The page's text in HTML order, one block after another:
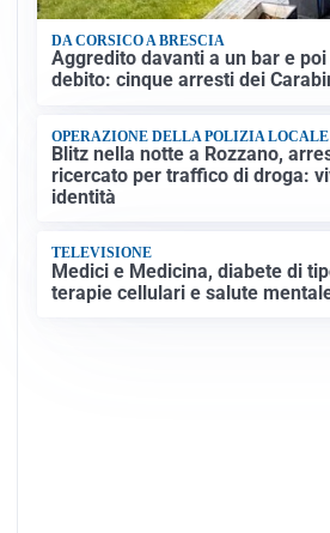
DA CORSICO A BRESCIA
Aggredito davanti a un bar e
debito: cinque arresti dei
OPERAZIONE DELLA POLIZIA LOCALE
Blitz nella notte a Rozzano,
ricercato per traffico di droga:
identità
TELEVISIONE
Medici e Medicina, diabete di
terapie cellulari e salute